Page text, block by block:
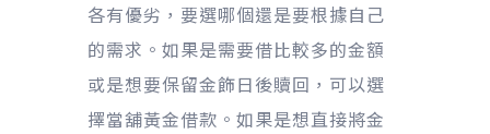
各有優劣，要選哪個還是要根據自己
的需求。如果是需要借比較多的金額
或是想要保留金飾日後贖回，可以選
擇當舖黃金借款。如果是想直接將金